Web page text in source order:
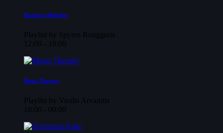
Backseat Melodies
Playlist by Spyros Rouggeris
12:00 - 18:00
Music Therapy
Playlist by Vasilis Arvanitis
18:00 - 00:00